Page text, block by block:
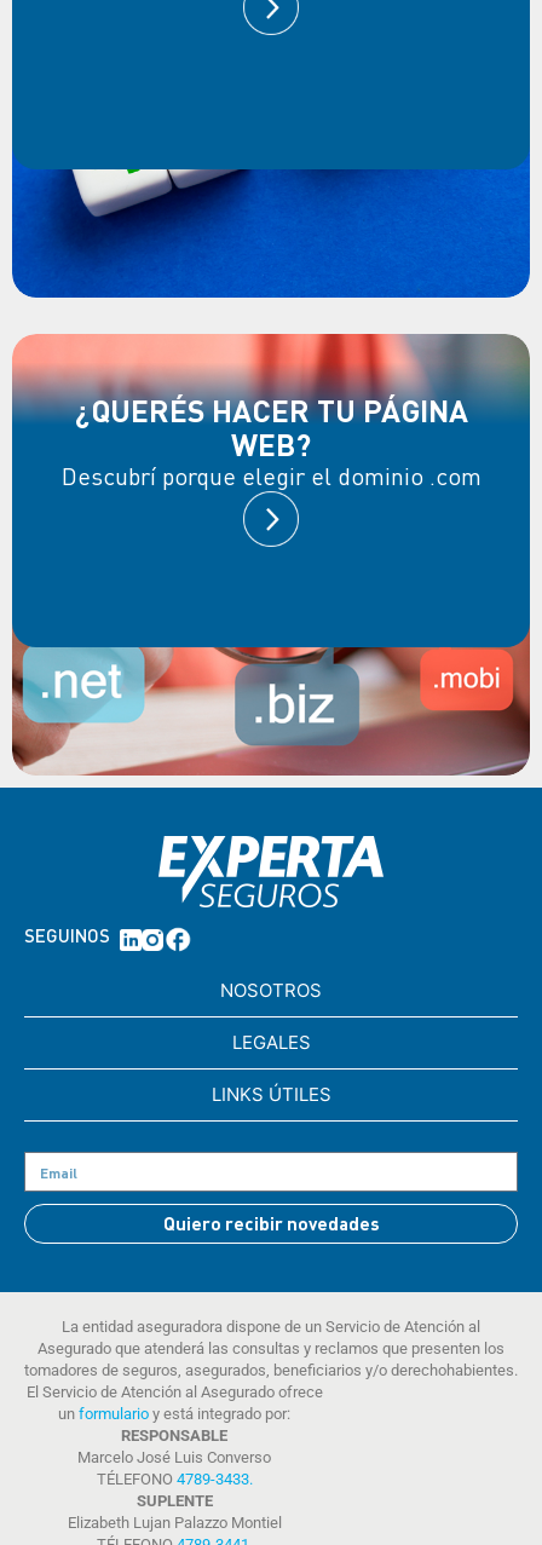
¿QUERÉS HACER TU PÁGINA
WEB?
Descubrí porque elegir el dominio .com
SEGUINOS
NOSOTROS
LEGALES
LINKS ÚTILES
Quiero recibir novedades
La entidad aseguradora dispone de un Servicio de Atención al
Asegurado que atenderá las consultas y reclamos que presenten los
tomadores de seguros, asegurados, beneficiarios y/o derechohabientes.
El Servicio de Atención al Asegurado ofrece
un formulario y está integrado por:
RESPONSABLE
Marcelo José Luis Converso
TÉLEFONO 4789-3433.
SUPLENTE
Elizabeth Lujan Palazzo Montiel